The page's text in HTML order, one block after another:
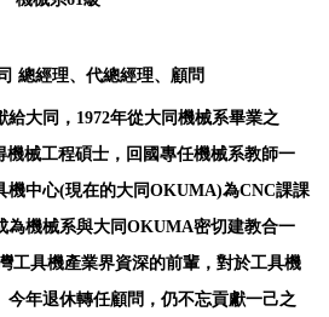
總經理、代總經理、顧問
給大同，1972年從大同機械系畢業之
械工程碩士，回國專任機械系教師一
機中心(現在的大同OKUMA)為CNC課課
為機械系與大同OKUMA密切建教合一
工具機產業界資深的前輩，對於工具機
今年退休轉任顧問，仍不忘貢獻一己之